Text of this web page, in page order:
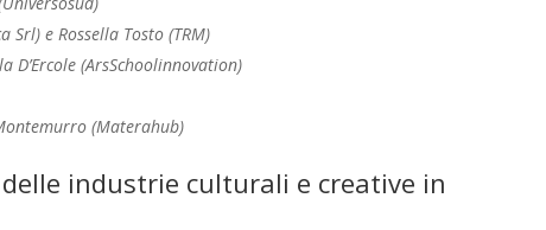
Srl) e Rossella Tosto (TRM)
D’Ercole (ArsSchoolinnovation)
(Materahub)
industrie culturali e creative in